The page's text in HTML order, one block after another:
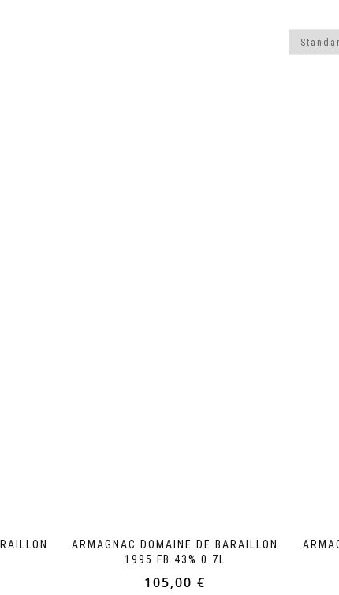
ARMAGNAC DOMAINE DE BARAILLON
1995 FB 43% 0.7L
105,00€